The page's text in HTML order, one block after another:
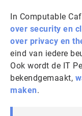
In Computable
over security en
over privacy en
eind van iedere
Ook wordt de IT
bekendgemaakt,
maken.